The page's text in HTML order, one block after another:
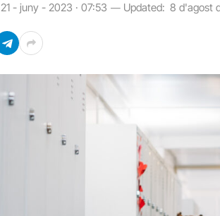
21 - juny - 2023 · 07:53 Updated: 8 d'agost